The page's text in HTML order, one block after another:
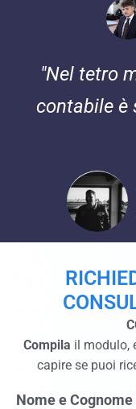
"Nel tetro
contabile è
Compila il modulo,
capire se puoi
Nome e Cognome